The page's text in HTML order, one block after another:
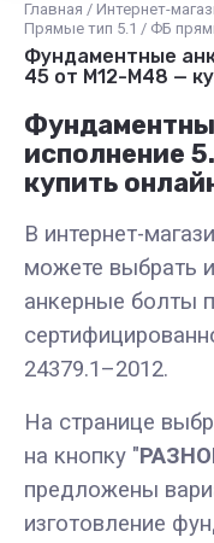
Главная / Интернет-
Прямые тип 5.1 / ФБ
Фундаментные
45 от М12-М48 —
исполнение
купить
В интернет-
можете выбрать
анкерные болты
24379.1–2012.
На странице
на кнопку "
предложены
изготовление